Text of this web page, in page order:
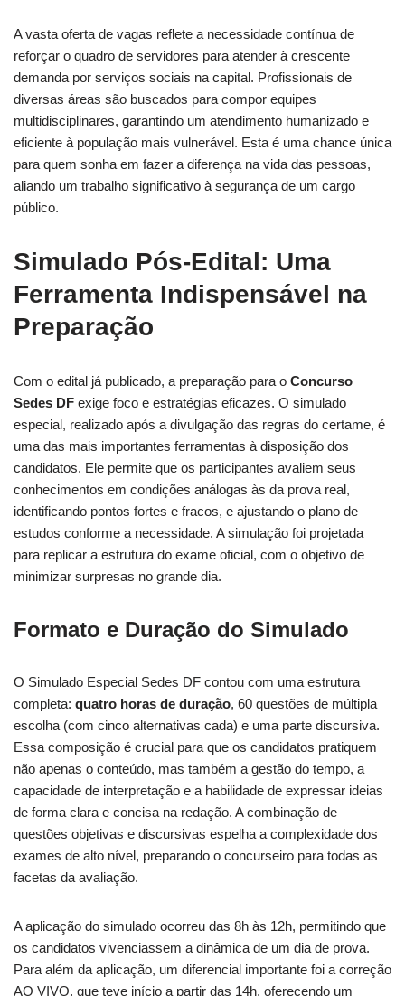
A vasta oferta de vagas reflete a necessidade contínua de
reforçar o quadro de servidores para atender à crescente
demanda por serviços sociais na capital. Profissionais de
diversas áreas são buscados para compor equipes
multidisciplinares, garantindo um atendimento humanizado e
eficiente à população mais vulnerável. Esta é uma chance única
para quem sonha em fazer a diferença na vida das pessoas,
aliando um trabalho significativo à segurança de um cargo
público.
Simulado Pós-Edital: Uma
Ferramenta Indispensável na
Preparação
Com o edital já publicado, a preparação para o Concurso
Sedes DF exige foco e estratégias eficazes. O simulado
especial, realizado após a divulgação das regras do certame, é
uma das mais importantes ferramentas à disposição dos
candidatos. Ele permite que os participantes avaliem seus
conhecimentos em condições análogas às da prova real,
identificando pontos fortes e fracos, e ajustando o plano de
estudos conforme a necessidade. A simulação foi projetada
para replicar a estrutura do exame oficial, com o objetivo de
minimizar surpresas no grande dia.
Formato e Duração do Simulado
O Simulado Especial Sedes DF contou com uma estrutura
completa: quatro horas de duração, 60 questões de múltipla
escolha (com cinco alternativas cada) e uma parte discursiva.
Essa composição é crucial para que os candidatos pratiquem
não apenas o conteúdo, mas também a gestão do tempo, a
capacidade de interpretação e a habilidade de expressar ideias
de forma clara e concisa na redação. A combinação de
questões objetivas e discursivas espelha a complexidade dos
exames de alto nível, preparando o concurseiro para todas as
facetas da avaliação.
A aplicação do simulado ocorreu das 8h às 12h, permitindo que
os candidatos vivenciassem a dinâmica de um dia de prova.
Para além da aplicação, um diferencial importante foi a correção
AO VIVO, que teve início a partir das 14h, oferecendo um